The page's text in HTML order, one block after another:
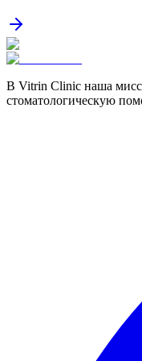
В Vitrin Clinic наша
стоматологическую